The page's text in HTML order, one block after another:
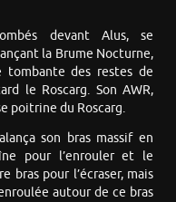
devant Alus, se
la Brume Nocturne,
des restes de
le Roscarg. Son AWR,
poitrine du Roscarg.
son bras massif en
pour l’enrouler et le
bras pour l’écraser, mais
autour de ce bras